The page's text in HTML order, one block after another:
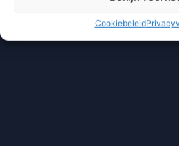
Cookiebeleid